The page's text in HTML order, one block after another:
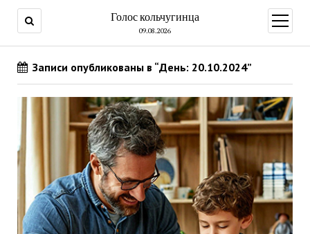
Голос кольчугинца
09.08.2026
меню
Записи опубликованы в “День: 20.10.2024”